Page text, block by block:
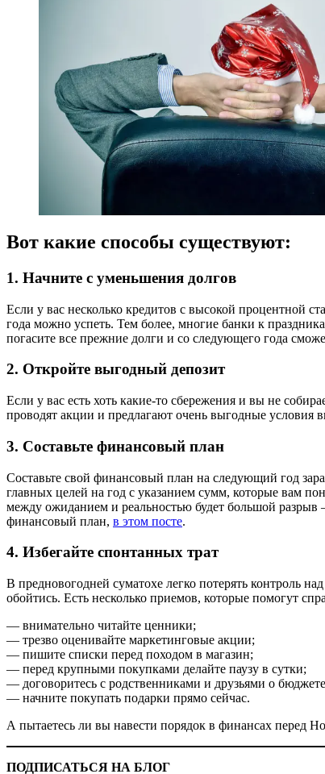
Вот какие способы существуют:
1. Начните с уменьшения долгов
Если у вас несколько кредитов с высокой процентной
года можно успеть. Тем более, многие банки к
погасите все прежние долги и со следующего года
2. Откройте выгодный депозит
Если у вас есть хоть какие-то сбережения и вы не
проводят акции и предлагают очень выгодные условия
3. Составьте финансовый план
Составьте свой финансовый план на следующий год
главных целей на год с указанием сумм, которые вам
между ожиданием и реальностью будет большой разрыв
финансовый план, в этом посте.
4. Избегайте спонтанных трат
В предновогодней суматохе легко потерять контроль
обойтись. Есть несколько приемов, которые помогут
— внимательно читайте ценники;
— трезво оценивайте маркетинговые акции;
— пишите списки перед походом в магазин;
— перед крупными покупками делайте паузу в сутки;
— договоритесь с родственниками и друзьями о
— начните покупать подарки прямо сейчас.
А пытаетесь ли вы навести порядок в финансах перед
ПОДПИСАТЬСЯ НА БЛОГ